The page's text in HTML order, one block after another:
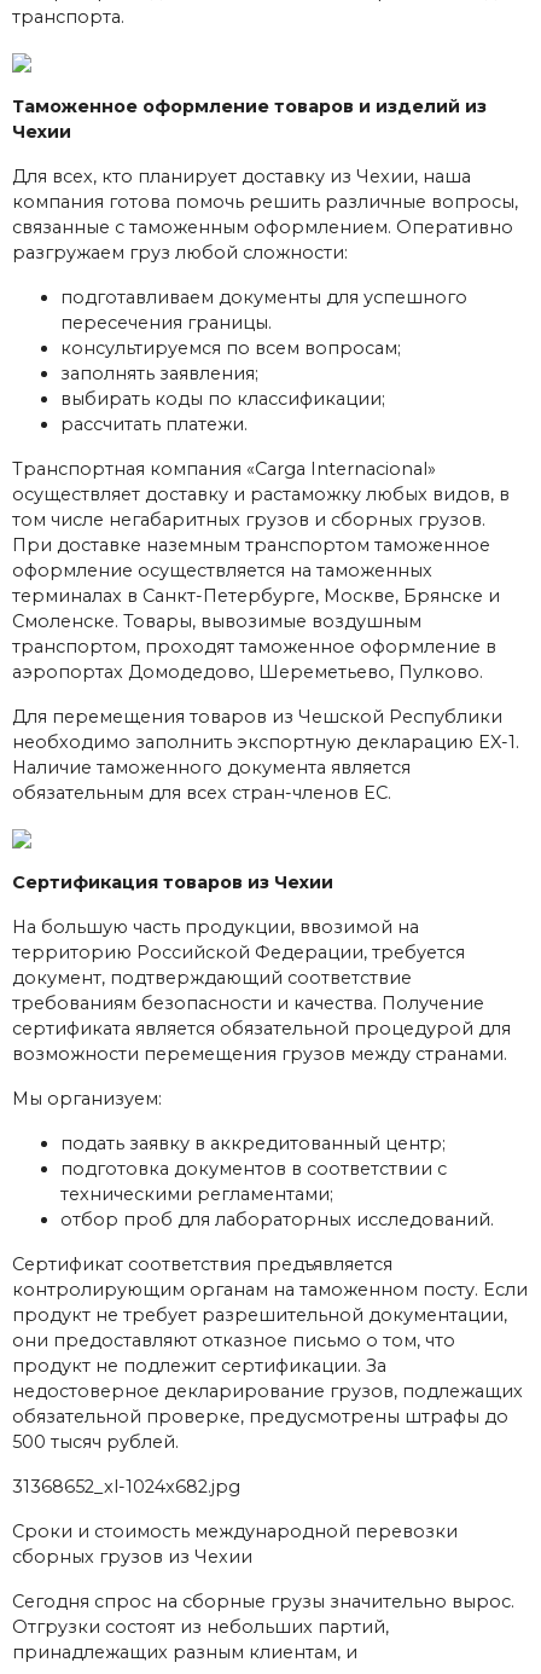
транспорта.
Таможенное оформление товаров и изделий из
Чехии
Для всех, кто планирует доставку из Чехии, наша
компания готова помочь решить различные вопросы,
связанные с таможенным оформлением. Оперативно
разгружаем груз любой сложности:
подготавливаем документы для успешного
пересечения границы.
консультируемся по всем вопросам;
заполнять заявления;
выбирать коды по классификации;
рассчитать платежи.
Транспортная компания «Carga Internacional»
осуществляет доставку и растаможку любых видов, в
том числе негабаритных грузов и сборных грузов.
При доставке наземным транспортом таможенное
оформление осуществляется на таможенных
терминалах в Санкт-Петербурге, Москве, Брянске и
Смоленске. Товары, вывозимые воздушным
транспортом, проходят таможенное оформление в
аэропортах Домодедово, Шереметьево, Пулково.
Для перемещения товаров из Чешской Республики
необходимо заполнить экспортную декларацию EX-1.
Наличие таможенного документа является
обязательным для всех стран-членов ЕС.
Сертификация товаров из Чехии
На большую часть продукции, ввозимой на
территорию Российской Федерации, требуется
документ, подтверждающий соответствие
требованиям безопасности и качества. Получение
сертификата является обязательной процедурой для
возможности перемещения грузов между странами.
Мы организуем:
подать заявку в аккредитованный центр;
подготовка документов в соответствии с
техническими регламентами;
отбор проб для лабораторных исследований.
Сертификат соответствия предъявляется
контролирующим органам на таможенном посту. Если
продукт не требует разрешительной документации,
они предоставляют отказное письмо о том, что
продукт не подлежит сертификации. За
недостоверное декларирование грузов, подлежащих
обязательной проверке, предусмотрены штрафы до
500 тысяч рублей.
31368652_xl-1024x682.jpg
Сроки и стоимость международной перевозки
сборных грузов из Чехии
Сегодня спрос на сборные грузы значительно вырос.
Отгрузки состоят из небольших партий,
принадлежащих разным клиентам, и